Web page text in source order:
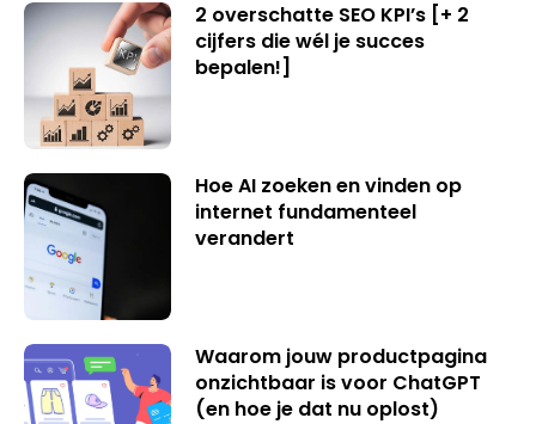
2 overschatte SEO KPI’s [+ 2
cijfers die wél je succes
bepalen!]
Hoe AI zoeken en vinden op
internet fundamenteel
verandert
Waarom jouw productpagina
onzichtbaar is voor ChatGPT
(en hoe je dat nu oplost)